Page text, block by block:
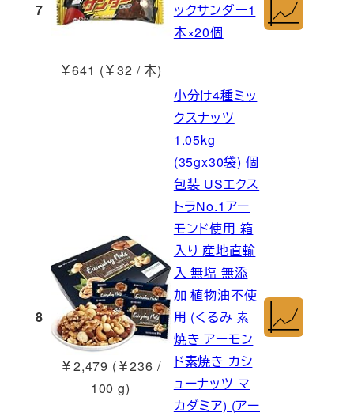
7
￥641 (￥32 / 本)
ックサンダー1
本×20個
8
￥2,479 (￥236 /
100 g)
小分け4種ミッ
クスナッツ
1.05kg
(35gx30袋) 個
包装 USエクス
トラNo.1アー
モンド使用 箱
入り 産地直輸
入 無塩 無添
加 植物油不使
用 (くるみ 素
焼き アーモン
ド素焼き カシ
ューナッツ マ
カダミア) (アー